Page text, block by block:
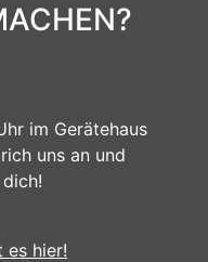
im Gerätehaus
uns an und
es hier!